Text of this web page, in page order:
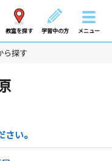
教室を探す 学習中の方 メニュー
ら探す
い。